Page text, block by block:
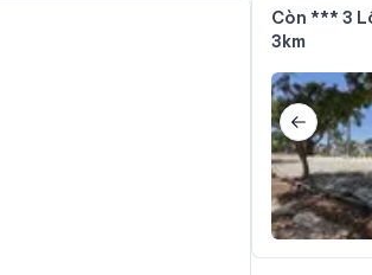
Còn *** 3
3km
Previous